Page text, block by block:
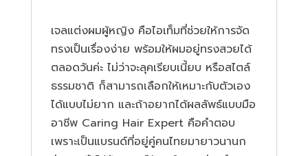
เจลแต่งผมผู้หญิง คือไอเท็มที่ช่วยให้การจัด
ทรงเป็นเรื่องง่าย พร้อมให้ผมอยู่ทรงสวยได้
ตลอดวันค่ะ ไม่ว่าจะลุคเรียบเนี้ยบ หรือสไตล์
ธรรมชาติ ก็สามารถเลือกให้เหมาะกับตัวเอง
ได้แบบไม่ยาก และถ้าอยากได้ผลลัพธ์แบบมือ
อาชีพ Caring Hair Expert คือคำตอบ
เพราะเป็นแบรนด์ที่อยู่คู่คนไทยมายาวนานก